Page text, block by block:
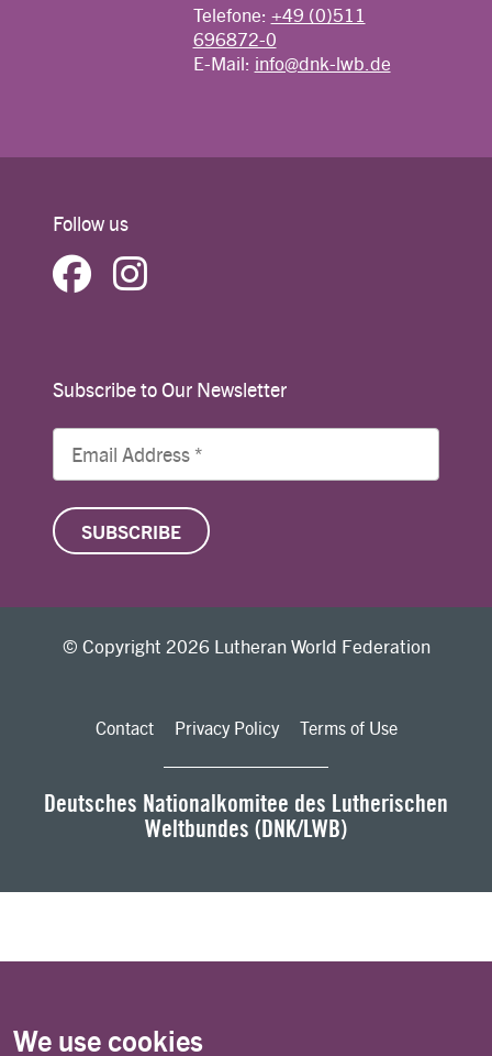
Telefone: +49 (0)511
696872-0
E-Mail: info@dnk-lwb.de
Follow us
Subscribe to Our Newsletter
© Copyright 2026 Lutheran World Federation
Contact Privacy Policy Terms of Use
Deutsches Nationalkomitee des Lutherischen
Weltbundes (DNK/LWB)
We use cookies